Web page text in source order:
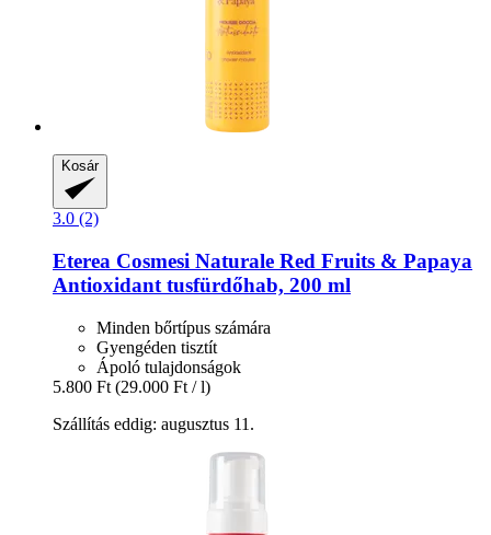
Kosár
3.0 (2)
Eterea Cosmesi Naturale Red Fruits & Papaya
Antioxidant tusfürdőhab, 200 ml
Minden bőrtípus számára
Gyengéden tisztít
Ápoló tulajdonságok
5.800 Ft (29.000 Ft / l)
Szállítás eddig: augusztus 11.